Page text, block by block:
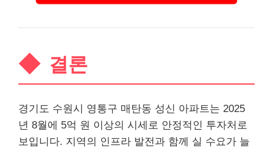
결론
경기도 수원시 영통구 매탄동 성신 아파트는 2025
년 8월에 5억 원 이상의 시세로 안정적인 투자처로
보입니다. 지역의 인프라 발전과 함께 실 수요가 늘